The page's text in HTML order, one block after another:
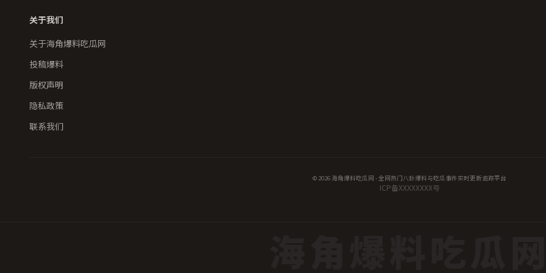
关于我们
关于海角爆料吃瓜网
投稿爆料
版权声明
隐私政策
联系我们
© 2026 海角爆料吃瓜网 - 全网热门八卦爆料与吃瓜事件实时更新追踪平台
ICP备XXXXXXXX号